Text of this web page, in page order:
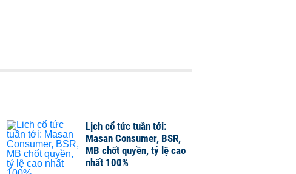
Lịch cổ tức tuần tới:
Masan Consumer, BSR,
MB chốt quyền, tỷ lệ cao
nhất 100%